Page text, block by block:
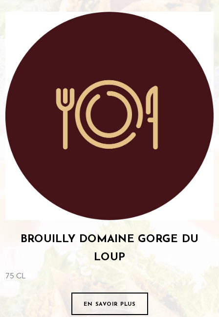
BROUILLY DOMAINE GORGE DU
LOUP
75 CL
EN SAVOIR PLUS